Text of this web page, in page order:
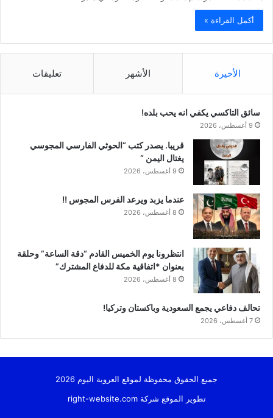
أكمل القراءة »
الأخيرة الأشهر تعليقات
سائق التاكسي يكفي انه يحب بلده!
9 أغسطس، 2026
قريبا. يصدر كتب “الحوثي الفارسي المجوسي
يغتال اليمن “
9 أغسطس، 2026
عندما يزبد ويرعد الفرس المجوس !!
8 أغسطس، 2026
انتظرونا يوم الخميس القادم “دقة الساعة” وحلقة
بعنوان *اتفاقية مكة للدفاع المشترك”
8 أغسطس، 2026
تحالف دفاعي يجمع السعودية وباكستان وتركيا!
7 أغسطس، 2026
جميع الحقوق محفوظة لموقع العروبة اليوم 2026
تطوير الموقع شركةright-website.com